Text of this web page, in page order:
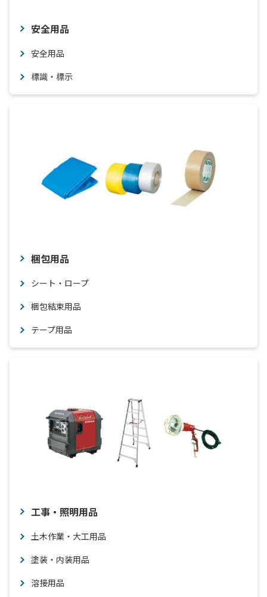
安全用品
安全用品
標識・標示
梱包用品
シート・ロープ
梱包結束用品
テープ用品
工事・照明用品
土木作業・大工用品
塗装・内装用品
溶接用品